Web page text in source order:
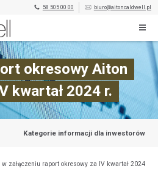
58 505 00 00 biuro@aitoncaldwell.pl
okresowy Aiton
kwartał 2024 r.
Kategorie informacji dla inwestorów
załączeniu raport okresowy za IV kwartał 2024